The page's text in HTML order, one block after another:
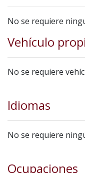
No se requiere
Vehículo
No se requiere
Idiomas
No se requiere
Ocupaciones